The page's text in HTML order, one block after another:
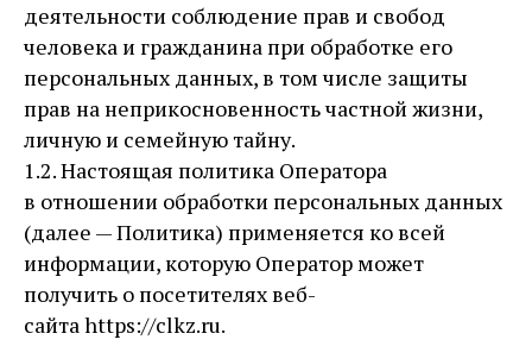
деятельности соблюдение прав и свобод
человека и гражданина при обработке его
персональных данных, в том числе защиты
прав на неприкосновенность частной жизни,
личную и семейную тайну.
1.2. Настоящая политика Оператора
в отношении обработки персональных данных
(далее — Политика) применяется ко всей
информации, которую Оператор может
получить о посетителях веб-
сайта https://clkz.ru.